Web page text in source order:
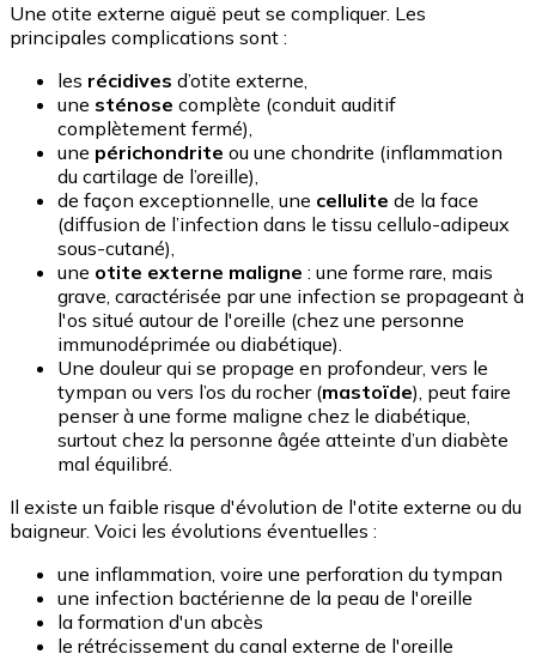
Une otite externe aiguë peut se compliquer. Les
principales complications sont :
les récidives d’otite externe,
une sténose complète (conduit auditif
complètement fermé),
une périchondrite ou une chondrite (inflammation
du cartilage de l’oreille),
de façon exceptionnelle, une cellulite de la face
(diffusion de l’infection dans le tissu cellulo-adipeux
sous-cutané),
une otite externe maligne : une forme rare, mais
grave, caractérisée par une infection se propageant à
l'os situé autour de l'oreille (chez une personne
immunodéprimée ou diabétique).
Une douleur qui se propage en profondeur, vers le
tympan ou vers l’os du rocher (mastoïde), peut faire
penser à une forme maligne chez le diabétique,
surtout chez la personne âgée atteinte d’un diabète
mal équilibré.
Il existe un faible risque d'évolution de l'otite externe ou du
baigneur. Voici les évolutions éventuelles :
une inflammation, voire une perforation du tympan
une infection bactérienne de la peau de l'oreille
la formation d'un abcès
le rétrécissement du canal externe de l'oreille